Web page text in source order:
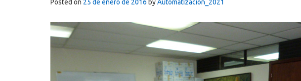
Posted on 25 de enero de 2016 byAutomatizacion_2021